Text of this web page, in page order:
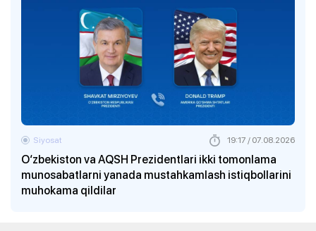
O‘zbekiston va AQSH Prezidentlari ikki tomonlama
munosabatlarni yanada mustahkamlash istiqbollarini
muhokama qildilar
Siyosat 19:17 / 07.08.2026